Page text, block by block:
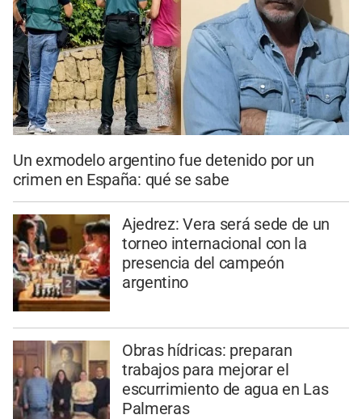
Un exmodelo argentino fue detenido por un
crimen en España: qué se sabe
Ajedrez: Vera será sede de un
torneo internacional con la
presencia del campeón
argentino
Obras hídricas: preparan
trabajos para mejorar el
escurrimiento de agua en Las
Palmeras